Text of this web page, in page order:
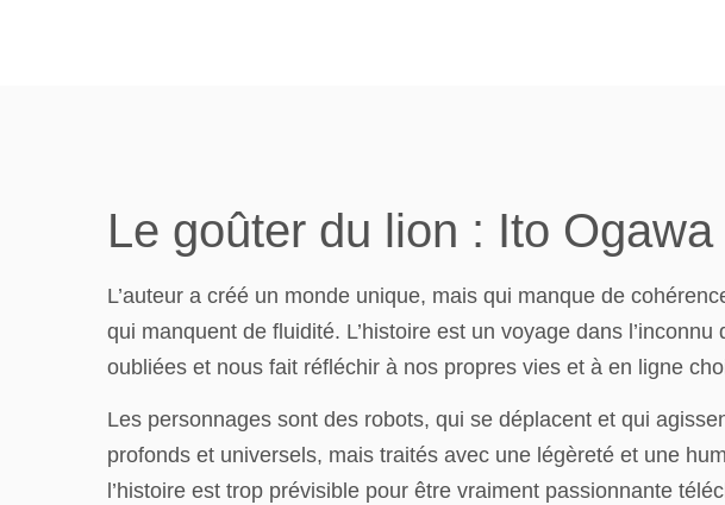
Le goûter du lion : Ito Ogawa
L’auteur a créé un monde unique, mais qui manque de
qui manquent de fluidité. L’histoire est un voyage dans
oubliées et nous fait réfléchir à nos propres vies et à en ligne
Les personnages sont des robots, qui se déplacent et qui
profonds et universels, mais traités avec une légèreté et une
l’histoire est trop prévisible pour être vraiment passionnante